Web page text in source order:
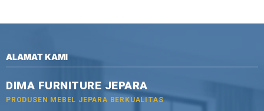
ALAMAT KAMI
DIMA FURNITURE JEPARA
PRODUSEN MEBEL JEPARA BERKUALITAS